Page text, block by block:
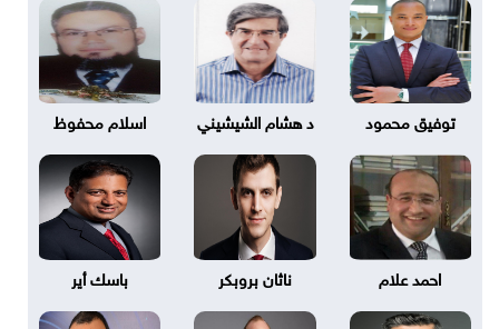
توفيق محمود د هشام الشيشيني اسلام محفوظ
احمد علام ناثان بروبكر باسك أير